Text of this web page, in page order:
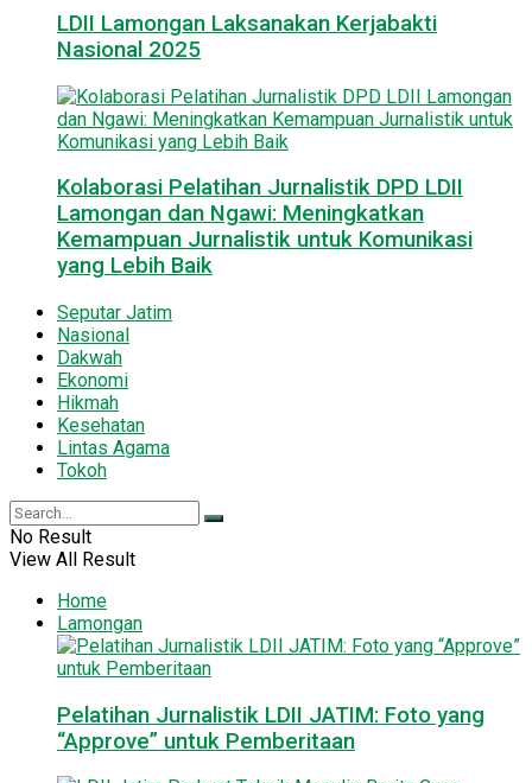
LDII Lamongan Laksanakan Kerjabakti
Nasional 2025
Kolaborasi Pelatihan Jurnalistik DPD LDII
Lamongan dan Ngawi: Meningkatkan
Kemampuan Jurnalistik untuk Komunikasi
yang Lebih Baik
Seputar Jatim
Nasional
Dakwah
Ekonomi
Hikmah
Kesehatan
Lintas Agama
Tokoh
No Result
View All Result
Home
Lamongan
Pelatihan Jurnalistik LDII JATIM: Foto yang
“Approve” untuk Pemberitaan